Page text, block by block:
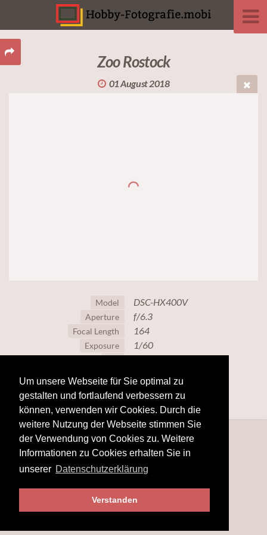
Um unsere Webseite für Sie optimal zu
gestalten und fortlaufend verbessern zu
können, verwenden wir Cookies. Durch die
weitere Nutzung der Webseite stimmen Sie
der Verwendung von Cookies zu. Weitere
Informationen zu Cookies erhalten Sie in
unserer Datenschutzerklärung
Verstanden
Zoo Rostock
01 August 2018
Model DSC-HX400V
Aperture f/6.3
Focal Length 164
Exposure 1/60
800
© 2025www.hobby-fotografie.mobi